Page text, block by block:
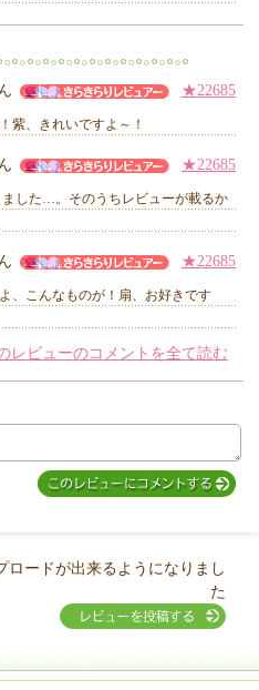
★22685
紫、きれいですよ～！
★22685
した…。そのうちレビューが載るか
★22685
、こんなものが！扇、お好きです
レビューのコメントを全て読む
ロードが出来るようになりまし
た